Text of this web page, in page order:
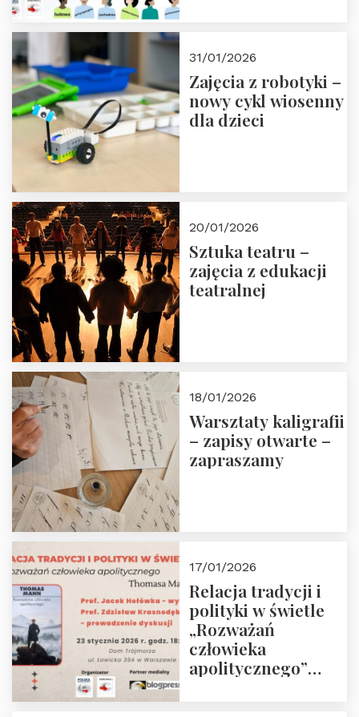
31/01/2026
Zajęcia z robotyki –
nowy cykl wiosenny
dla dzieci
20/01/2026
Sztuka teatru –
zajęcia z edukacji
teatralnej
18/01/2026
Warsztaty kaligrafii
– zapisy otwarte –
zapraszamy
17/01/2026
Relacja tradycji i
polityki w świetle
„Rozważań
człowieka
apolitycznego”